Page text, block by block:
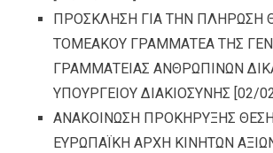
ΠΡΟΣΚΛΗΣΗ ΓΙΑ ΤΗΝ ΠΛΗΡΩΣΗ
ΤΟΜΕΑΚΟΥ ΓΡΑΜΜΑΤΕΑ ΤΗΣ
ΓΡΑΜΜΑΤΕΙΑΣ ΑΝΘΡΩΠΙΝΩΝ
ΥΠΟΥΡΓΕΙΟΥ ΔΙΑΚΙΟΣΥΝΗΣ [02/
ΑΝΑΚΟΙΝΩΣΗ ΠΡΟΚΗΡΥΞΗΣ
ΕΥΡΩΠΑΪΚΗ ΑΡΧΗ ΚΙΝΗΤΩΝ